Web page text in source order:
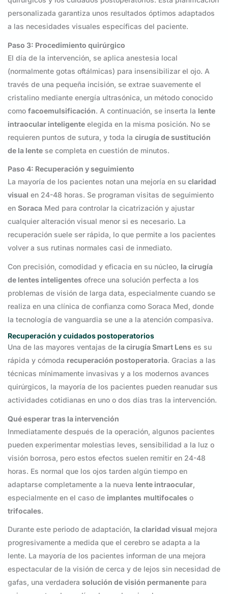
personalizada garantiza unos resultados óptimos adaptados
a las necesidades visuales específicas del paciente.
Paso 3: Procedimiento quirúrgico
El día de la intervención, se aplica anestesia local
(normalmente gotas oftálmicas) para insensibilizar el ojo. A
través de una pequeña incisión, se extrae suavemente el
cristalino mediante energía ultrasónica, un método conocido
como facoemulsificación. A continuación, se inserta la lente
intraocular inteligente elegida en la misma posición. No se
requieren puntos de sutura, y toda la cirugía de sustitución
de la lente se completa en cuestión de minutos.
Paso 4: Recuperación y seguimiento
La mayoría de los pacientes notan una mejoría en su claridad
visual en 24-48 horas. Se programan visitas de seguimiento
en Soraca Med para controlar la cicatrización y ajustar
cualquier alteración visual menor si es necesario. La
recuperación suele ser rápida, lo que permite a los pacientes
volver a sus rutinas normales casi de inmediato.
Con precisión, comodidad y eficacia en su núcleo, la cirugía
de lentes inteligentes ofrece una solución perfecta a los
problemas de visión de larga data, especialmente cuando se
realiza en una clínica de confianza como Soraca Med, donde
la tecnología de vanguardia se une a la atención compasiva.
Recuperación y cuidados postoperatorios
Una de las mayores ventajas de la cirugía Smart Lens es su
rápida y cómoda recuperación postoperatoria. Gracias a las
técnicas mínimamente invasivas y a los modernos avances
quirúrgicos, la mayoría de los pacientes pueden reanudar sus
actividades cotidianas en uno o dos días tras la intervención.
Qué esperar tras la intervención
Inmediatamente después de la operación, algunos pacientes
pueden experimentar molestias leves, sensibilidad a la luz o
visión borrosa, pero estos efectos suelen remitir en 24-48
horas. Es normal que los ojos tarden algún tiempo en
adaptarse completamente a la nueva lente intraocular,
especialmente en el caso de implantes multifocales o
trifocales.
Durante este periodo de adaptación, la claridad visual mejora
progresivamente a medida que el cerebro se adapta a la
lente. La mayoría de los pacientes informan de una mejora
espectacular de la visión de cerca y de lejos sin necesidad de
gafas, una verdadera solución de visión permanente para